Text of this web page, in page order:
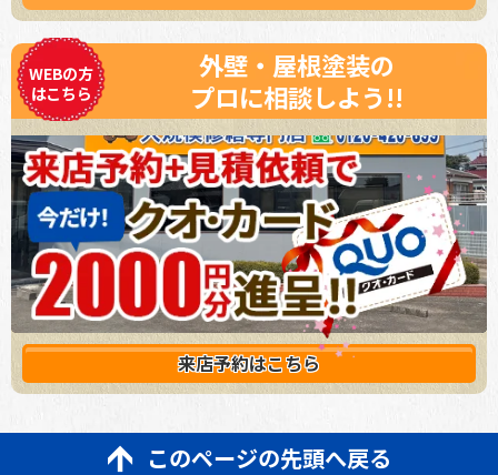
WEBの方
はこちら
外壁・屋根塗装の
プロに相談しよう!!
来店予約はこちら
このページの先頭へ戻る